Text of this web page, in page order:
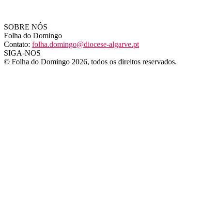
SOBRE NÓS
Folha do Domingo
Contato: folha.domingo@diocese-algarve.pt
SIGA-NOS
© Folha do Domingo 2026, todos os direitos reservados.